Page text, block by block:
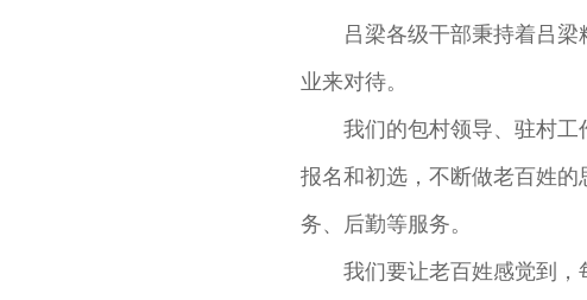
吕梁各级干部秉持着吕
业来对待。
我们的包村领导、驻村工
报名和初选，不断做老百姓
务、后勤等服务。
我们要让老百姓感觉到